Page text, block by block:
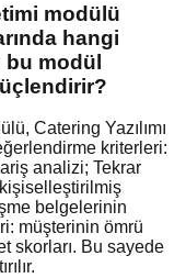
modülü
hangi
bu modül
Catering Yazılımı
kriterleri:
analizi; Tekrar
belgelerinin
müşterinin ömrü
skorları. Bu sayede